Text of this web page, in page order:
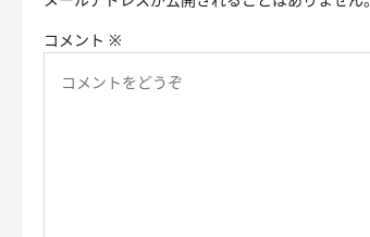
ョ
コメント ※